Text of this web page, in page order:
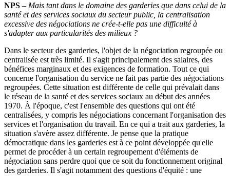
NPS – Mais tant dans le domaine des garderies que dans celui de la
santé et des services sociaux du secteur public, la centralisation
excessive des négociations ne crée-t-elle pas une difficulté à
s'adapter aux particularités des milieux ?
Dans le secteur des garderies, l'objet de la négociation regroupée ou
centralisée est très limité. Il s'agit principalement des salaires, des
bénéfices marginaux et des exigences de formation. Tout ce qui
concerne l'organisation du service ne fait pas partie des négociations
regroupées. Cette situation est différente de celle qui prévalait dans
le réseau de la santé et des services sociaux au début des années
1970. À l'époque, c'est l'ensemble des questions qui ont été
centralisées, y compris les négociations concernant l'organisation des
services et l'organisation du travail. En ce qui a trait aux garderies, la
situation s'avère assez différente. Je pense que la pratique
démocratique dans les garderies est à ce point développée qu'elle
permet de procéder à un certain regroupement d'éléments de
négociation sans perdre quoi que ce soit du fonctionnement original
des garderies. Il s'agit notamment des questions d'équité : une